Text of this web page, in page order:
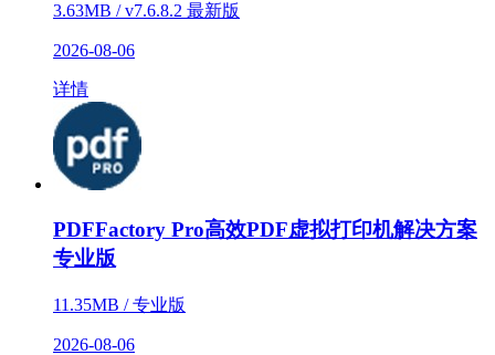
3.63MB / v7.6.8.2 最新版
2026-08-06
详情
PDFFactory Pro高效PDF虚拟打印机解决方案
专业版
11.35MB / 专业版
2026-08-06